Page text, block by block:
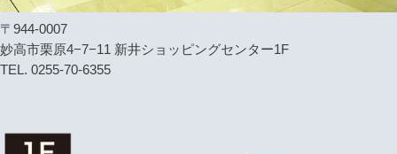
〒944-0007
妙高市栗原4−7−11 新井ショッピングセンター1F
TEL. 0255-70-6355